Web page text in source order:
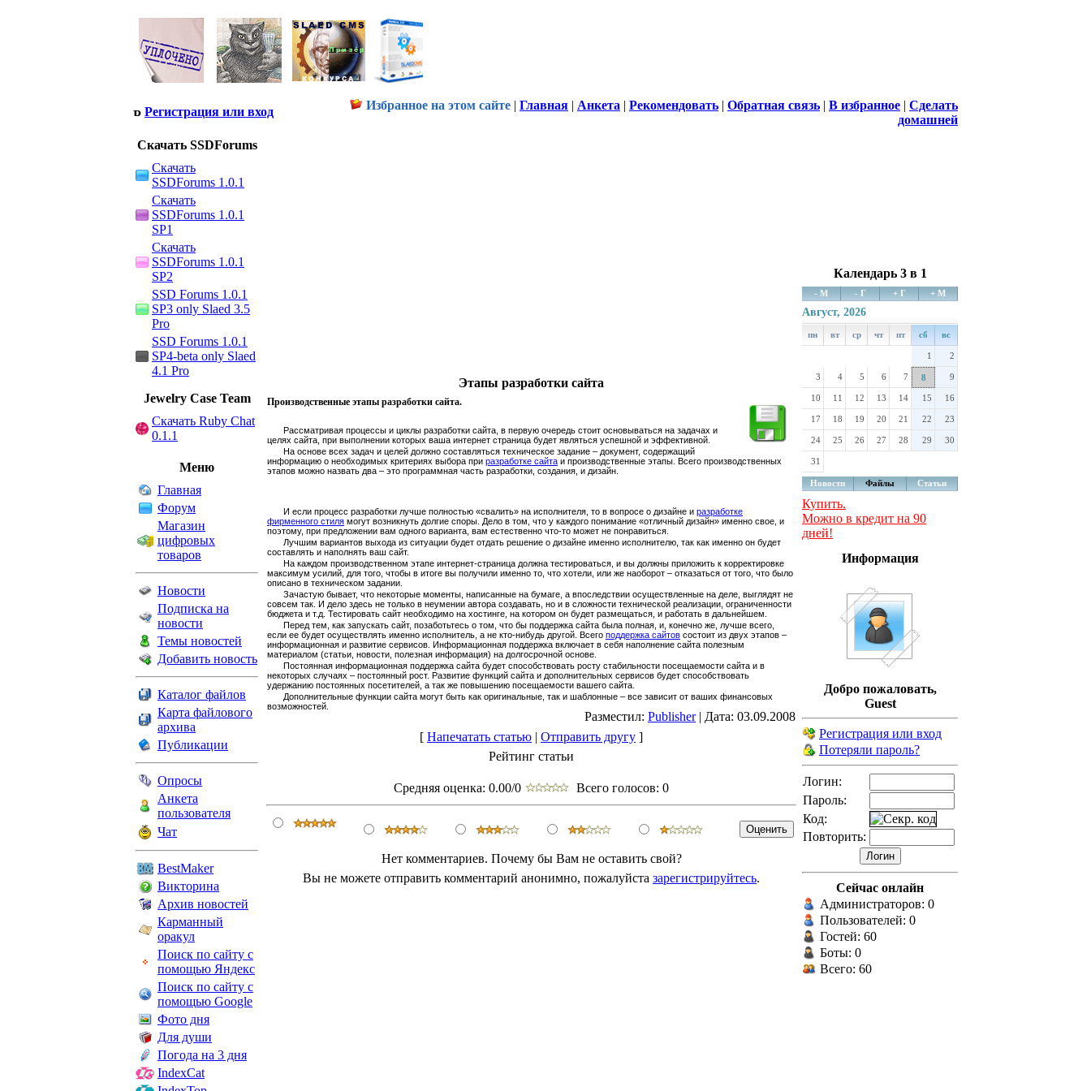
Регистрация или вход Избранное на этом сайте | Главная | Анкета | Рекомендовать | Обратная связь | В избранное | Сделать
домашней
Скачать SSDForums
Скачать
SSDForums 1.0.1
Скачать
SSDForums 1.0.1
SP1
Скачать
SSDForums 1.0.1
SP2
SSD Forums 1.0.1
SP3 only Slaed 3.5
Pro
SSD Forums 1.0.1
SP4-beta only Slaed
4.1 Pro
Jewelry Сase Team
Скачать Ruby Chat
0.1.1
Меню
Главная
Форум
Магазин
цифровых
товаров
Новости
Подписка на
новости
Темы новостей
Добавить новость
Каталог файлов
Карта файлового
архива
Публикации
Опросы
Анкета
пользователя
Чат
BestMaker
Викторина
Архив новостей
Карманный
оракул
Поиск по сайту с
помощью Яндекс
Поиск по сайту с
помощью Google
Фото дня
Для души
Погода на 3 дня
IndexCat
Этапы разработки сайта
Производственные этапы разработки сайта.
Рассматривая процессы и циклы разработки сайта, в первую очередь стоит основываться на задачах и
целях сайта, при выполнении которых ваша интернет страница будет являться успешной и эффективной.
На основе всех задач и целей должно составляться техническое задание – документ, содержащий
информацию о необходимых критериях выбора при разработке сайта и производственные этапы. Всего производственных
этапов можно назвать два – это программная часть разработки, создания, и дизайн.
И если процесс разработки лучше полностью «свалить» на исполнителя, то в вопросе о дизайне и разработке
фирменного стиля могут возникнуть долгие споры. Дело в том, что у каждого понимание «отличный дизайн» именно свое, и
поэтому, при предложении вам одного варианта, вам естественно что-то может не понравиться.
Лучшим вариантов выхода из ситуации будет отдать решение о дизайне именно исполнителю, так как именно он будет
составлять и наполнять ваш сайт.
На каждом производственном этапе интернет-страница должна тестироваться, и вы должны приложить к корректировке
максимум усилий, для того, чтобы в итоге вы получили именно то, что хотели, или же наоборот – отказаться от того, что было
описано в техническом задании.
Зачастую бывает, что некоторые моменты, написанные на бумаге, а впоследствии осуществленные на деле, выглядят не
совсем так. И дело здесь не только в неумении автора создавать, но и в сложности технической реализации, ограниченности
бюджета и т.д. Тестировать сайт необходимо на хостинге, на котором он будет размещаться, и работать в дальнейшем.
Перед тем, как запускать сайт, позаботьтесь о том, что бы поддержка сайта была полная, и, конечно же, лучше всего,
если ее будет осуществлять именно исполнитель, а не кто-нибудь другой. Всего поддержка сайтов состоит из двух этапов –
информационная и развитие сервисов. Информационная поддержка включает в себя наполнение сайта полезным
материалом (статьи, новости, полезная информация) на долгосрочной основе.
Постоянная информационная поддержка сайта будет способствовать росту стабильности посещаемости сайта и в
некоторых случаях – постоянный рост. Развитие функций сайта и дополнительных сервисов будет способствовать
удержанию постоянных посетителей, а так же повышению посещаемости вашего сайта.
Дополнительные функции сайта могут быть как оригинальные, так и шаблонные – все зависит от ваших финансовых
возможностей.
Разместил: Publisher| Дата: 03.09.2008
[ Напечатать статью | Отправить другу ]
Рейтинг статьи
Средняя оценка: 0.00/0 Всего голосов: 0
Нет комментариев. Почему бы Вам не оставить свой?
Вы не можете отправить комментарий анонимно, пожалуйста зарегистрируйтесь.
Календарь 3 в 1
- М - Г + Г + М
Август, 2026
пн вт ср чт пт сб вс
1 2
3 4 5 6 7 8 9
10 11 12 13 14 15 16
17 18 19 20 21 22 23
24 25 26 27 28 29 30
31
Новости Файлы Статьи
Купить.
Можно в кредит на 90
дней!
Информация
Добро пожаловать,
Guest
Регистрация или вход
Потеряли пароль?
Логин:
Пароль:
Код:
Повторить:
Сейчас онлайн
Администраторов: 0
Пользователей: 0
Гостей: 60
Боты: 0
Всего: 60